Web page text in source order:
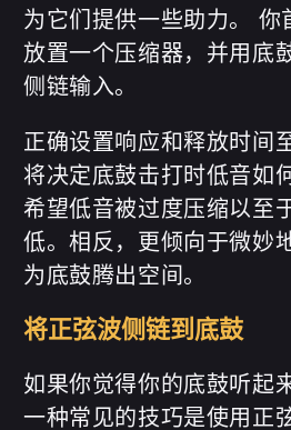
为它们提供一些助力。 你
放置一个压缩器，并用底
侧链输入。
正确设置响应和释放时间
将决定底鼓击打时低音如
希望低音被过度压缩以至
低。相反，更倾向于微妙
为底鼓腾出空间。
将正弦波侧链到底鼓
如果你觉得你的底鼓听起
一种常见的技巧是使用正